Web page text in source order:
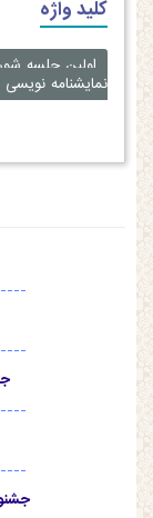
کلید واژه
اولین جلسه
نمایشنامه نویسی